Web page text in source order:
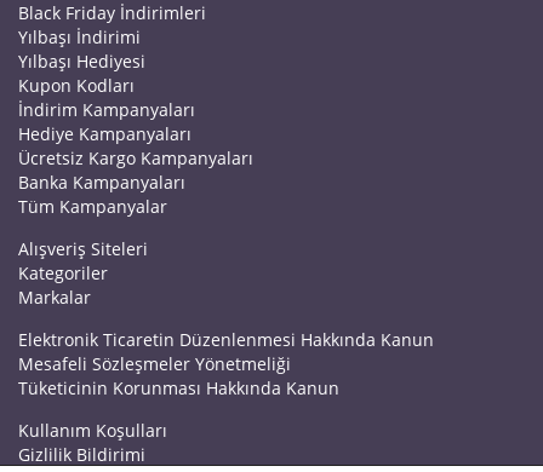
Black Friday İndirimleri
Yılbaşı İndirimi
Yılbaşı Hediyesi
Kupon Kodları
İndirim Kampanyaları
Hediye Kampanyaları
Ücretsiz Kargo Kampanyaları
Banka Kampanyaları
Tüm Kampanyalar
Alışveriş Siteleri
Kategoriler
Markalar
Elektronik Ticaretin Düzenlenmesi Hakkında Kanun
Mesafeli Sözleşmeler Yönetmeliği
Tüketicinin Korunması Hakkında Kanun
Kullanım Koşulları
Gizlilik Bildirimi